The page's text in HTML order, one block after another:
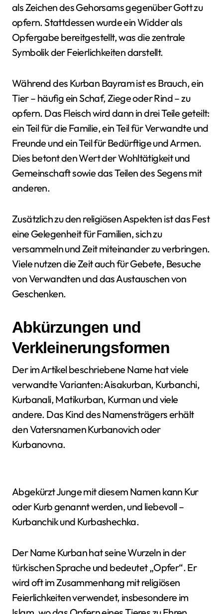
als Zeichen des Gehorsams gegenüber Gott zu
opfern. Stattdessen wurde ein Widder als
Opfergabe bereitgestellt, was die zentrale
Symbolik der Feierlichkeiten darstellt.
Während des Kurban Bayram ist es Brauch, ein
Tier – häufig ein Schaf, Ziege oder Rind – zu
opfern. Das Fleisch wird dann in drei Teile geteilt:
ein Teil für die Familie, ein Teil für Verwandte und
Freunde und ein Teil für Bedürftige und Armen.
Dies betont den Wert der Wohltätigkeit und
Gemeinschaft sowie das Teilen des Segens mit
anderen.
Zusätzlich zu den religiösen Aspekten ist das Fest
eine Gelegenheit für Familien, sich zu
versammeln und Zeit miteinander zu verbringen.
Viele nutzen die Zeit auch für Gebete, Besuche
von Verwandten und das Austauschen von
Geschenken.
Abkürzungen und
Verkleinerungsformen
Der im Artikel beschriebene Name hat viele
verwandte Varianten: Aisakurban, Kurbanchi,
Kurbanali, Matikurban, Kurman und viele
andere. Das Kind des Namensträgers erhält
den Vatersnamen Kurbanovich oder
Kurbanovna.
Abgekürzt Junge mit diesem Namen kann Kur
oder Kurb genannt werden, und liebevoll –
Kurbanchik und Kurbashechka.
Der Name Kurban hat seine Wurzeln in der
türkischen Sprache und bedeutet „Opfer“. Er
wird oft im Zusammenhang mit religiösen
Feierlichkeiten verwendet, insbesondere im